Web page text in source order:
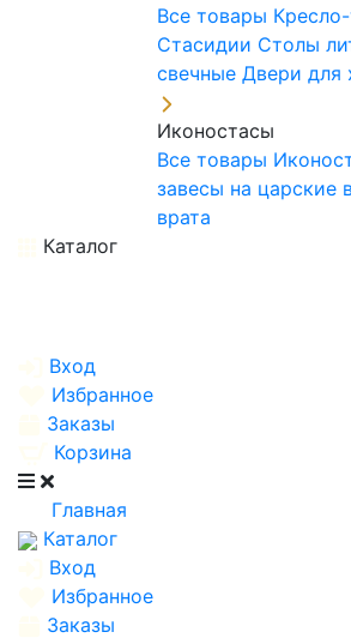
Все товары
Стасидии Столы
свечные Двери для
Иконостасы
Все товары
завесы на царские
врата
Каталог
Вход
Избранное
Заказы
Корзина
Главная
Каталог
Вход
Избранное
Заказы